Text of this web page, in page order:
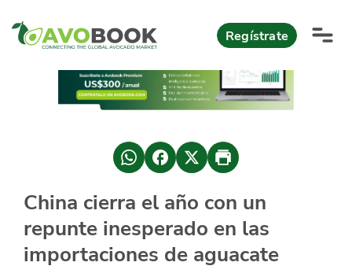
Regístrate
AvoReports
AvoComments
AvoMagazine
China cierra el año con un
repunte inesperado en las
importaciones de aguacate